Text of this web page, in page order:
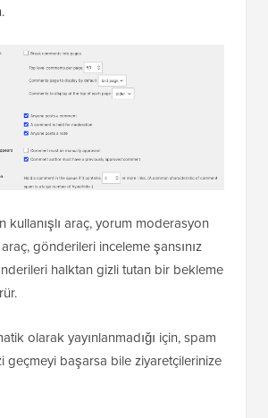
kullanışlı araç, yorum moderasyon
gönderileri inceleme şansınız
halktan gizli tutan bir bekleme
olarak yayınlanmadığı için, spam
geçmeyi başarsa bile ziyaretçilerinize